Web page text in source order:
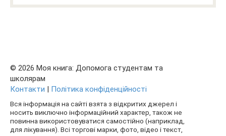
© 2026 Моя книга: Допомога студентам та
школярам
Контакти | Політика конфіденційності
Вся інформація на сайті взята з відкритих джерел і
носить виключно інформаційний характер, також не
повинна використовуватися самостійно (наприклад,
для лікування). Всі торгові марки, фото, відео і текст,